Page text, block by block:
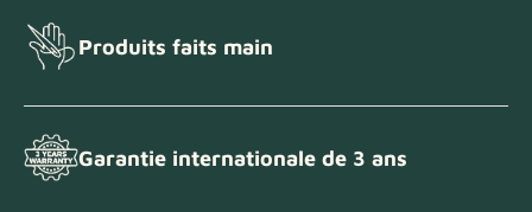
Produits faits main
Garantie internationale de 3 ans